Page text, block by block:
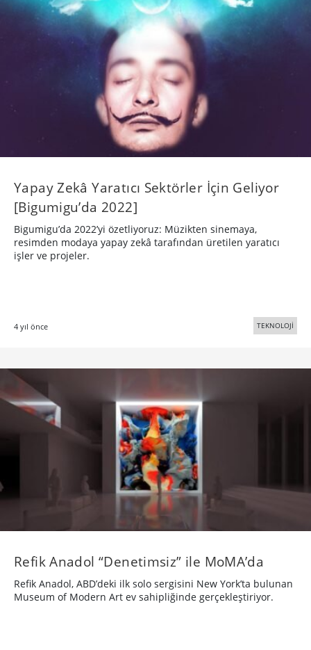
Yapay Zekâ Yaratıcı Sektörler İçin Geliyor
[Bigumigu’da 2022]
Bigumigu’da 2022’yi özetliyoruz: Müzikten sinemaya,
resimden modaya yapay zekâ tarafından üretilen yaratıcı
işler ve projeler.
4 yıl önce TEKNOLOJİ
Refik Anadol “Denetimsiz” ile MoMA’da
Refik Anadol, ABD’deki ilk solo sergisini New York’ta bulunan
Museum of Modern Art ev sahipliğinde gerçekleştiriyor.